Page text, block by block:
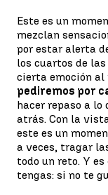
Este es un
mezclan
por estar alerta
los cuartos de
cierta emoción al
pediremos por
hacer repaso a lo
atrás. Con la
este es un
a veces, tragar
todo un reto. Y
tengas: si no te